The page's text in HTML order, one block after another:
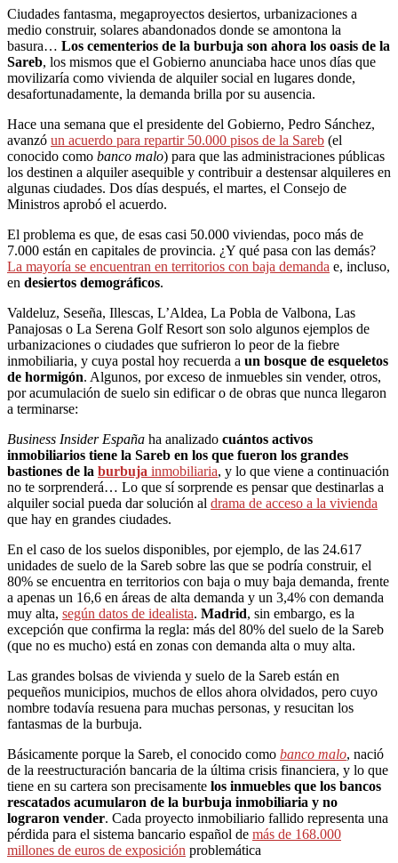
Ciudades fantasma, megaproyectos desiertos, urbanizaciones a
medio construir, solares abandonados donde se amontona la
basura… Los cementerios de la burbuja son ahora los oasis de la
Sareb, los mismos que el Gobierno anunciaba hace unos días que
movilizaría como vivienda de alquiler social en lugares donde,
desafortunadamente, la demanda brilla por su ausencia.
Hace una semana que el presidente del Gobierno, Pedro Sánchez,
avanzó un acuerdo para repartir 50.000 pisos de la Sareb (el
conocido como banco malo) para que las administraciones públicas
los destinen a alquiler asequible y contribuir a destensar alquileres en
algunas ciudades. Dos días después, el martes, el Consejo de
Ministros aprobó el acuerdo.
El problema es que, de esas casi 50.000 viviendas, poco más de
7.000 están en capitales de provincia. ¿Y qué pasa con las demás?
La mayoría se encuentran en territorios con baja demanda e, incluso,
en desiertos demográficos.
Valdeluz, Seseña, Illescas, L’Aldea, La Pobla de Valbona, Las
Panajosas o La Serena Golf Resort son solo algunos ejemplos de
urbanizaciones o ciudades que sufrieron lo peor de la fiebre
inmobiliaria, y cuya postal hoy recuerda a un bosque de esqueletos
de hormigón. Algunos, por exceso de inmuebles sin vender, otros,
por acumulación de suelo sin edificar o de obras que nunca llegaron
a terminarse:
Business Insider España ha analizado cuántos activos
inmobiliarios tiene la Sareb en los que fueron los grandes
bastiones de la burbuja inmobiliaria, y lo que viene a continuación
no te sorprenderá… Lo que sí sorprende es pensar que destinarlas a
alquiler social pueda dar solución al drama de acceso a la vivienda
que hay en grandes ciudades.
En el caso de los suelos disponibles, por ejemplo, de las 24.617
unidades de suelo de la Sareb sobre las que se podría construir, el
80% se encuentra en territorios con baja o muy baja demanda, frente
a apenas un 16,6 en áreas de alta demanda y un 3,4% con demanda
muy alta, según datos de idealista. Madrid, sin embargo, es la
excepción que confirma la regla: más del 80% del suelo de la Sareb
(que no es mucho) está en zonas con demanda alta o muy alta.
Las grandes bolsas de vivienda y suelo de la Sareb están en
pequeños municipios, muchos de ellos ahora olvidados, pero cuyo
nombre todavía resuena para muchas personas, y resucitan los
fantasmas de la burbuja.
Básicamente porque la Sareb, el conocido como banco malo, nació
de la reestructuración bancaria de la última crisis financiera, y lo que
tiene en su cartera son precisamente los inmuebles que los bancos
rescatados acumularon de la burbuja inmobiliaria y no
lograron vender. Cada proyecto inmobiliario fallido representa una
pérdida para el sistema bancario español de más de 168.000
millones de euros de exposición problemática